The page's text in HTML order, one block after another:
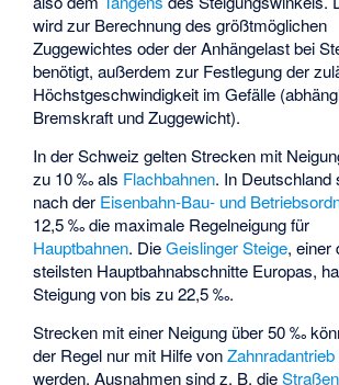
wird zur Berechnung des größtmöglichen
Zuggewichtes oder der Anhängelast bei
benötigt, außerdem zur Festlegung der
Höchstgeschwindigkeit im Gefälle
Bremskraft und Zuggewicht).
In der Schweiz gelten Strecken mit
zu 10 ‰ als Flachbahnen. In Deutschland
nach der Eisenbahn-Bau- und
12,5 ‰ die maximale Regelneigung für
Hauptbahnen. DieGeislinger Steige, einer
steilsten Hauptbahnabschnitte Europas,
Steigung von bis zu 22,5 ‰.
Strecken mit einer Neigung über 50 ‰
der Regel nur mit Hilfe vonZahnradantrieb
werden. Ausnahmen sind z. B. die